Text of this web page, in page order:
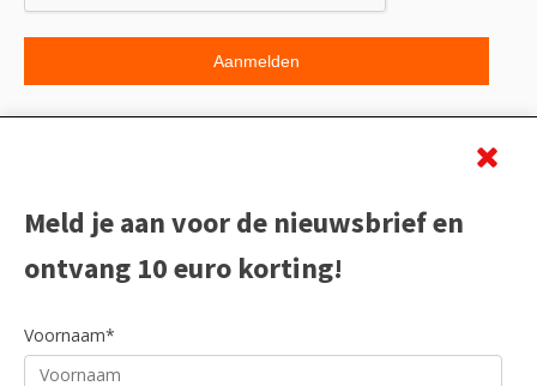
Meld je aan voor de nieuwsbrief en
ontvang 10 euro korting!
Voornaam*